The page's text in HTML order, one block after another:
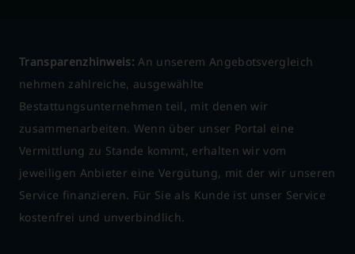
Transparenzhinweis: An unserem Angebotsvergleich
nehmen zahlreiche, ausgewählte
Bestattungsunternehmen teil, mit denen wir
zusammenarbeiten. Wenn über unser Portal eine
Vermittlung zu Stande kommt, erhalten wir vom
jeweiligen Anbieter eine Vergütung, mit der wir unseren
Service finanzieren. Für Sie als Kunde ist unser Service
kostenfrei und unverbindlich.